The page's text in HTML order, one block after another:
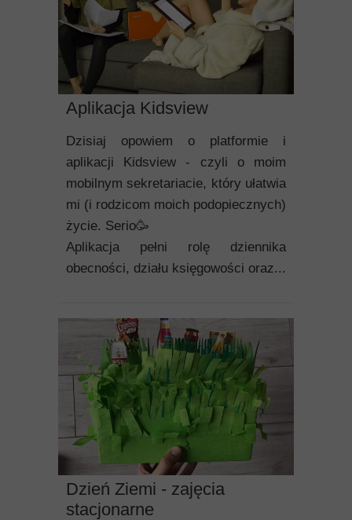
Aplikacja Kidsview
Dzisiaj opowiem o platformie i
aplikacji Kidsview - czyli o moim
mobilnym sekretariacie, który ułatwia
mi (i rodzicom moich podopiecznych)
życie. Serio🥳
Aplikacja pełni rolę dziennika
obecności, działu księgowości oraz...
Dzień Ziemi - zajęcia
stacjonarne